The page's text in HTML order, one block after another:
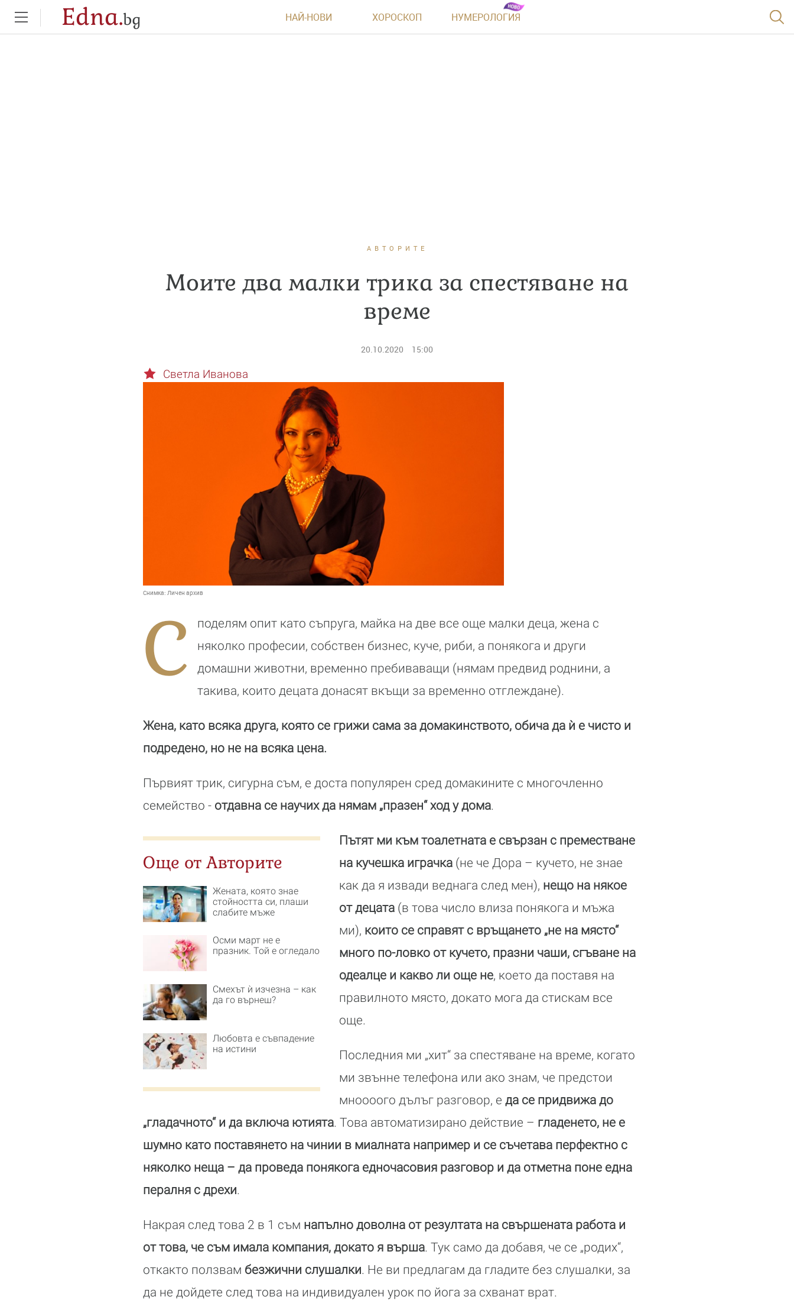
Edna.bg НАЙ-НОВИ ХОРОСКОП НУМЕРОЛОГИЯ
АВТОРИТЕ
Моите два малки трика за спестяване на
време
20.10.2020 15:00
Снимка: Личен архив
Светла Иванова
С
поделям опит като съпруга, майка на две все още малки деца, жена с
няколко професии, собствен бизнес, куче, риби, а понякога и други
домашни животни, временно пребиваващи (нямам предвид роднини, а
такива, които децата донасят вкъщи за временно отглеждане).
Жена, като всяка друга, която се грижи сама за домакинството, обича да ѝ е чисто и
подредено, но не на всяка цена.
Първият трик, сигурна съм, е доста популярен сред домакините с многочленно
семейство - отдавна се научих да нямам „празен“ ход у дома.
Още от Авторите
Жената, която знае
стойността си, плаши
слабите мъже
Осми март не е
празник. Той е огледало
Смехът ѝ изчезна – как
да го върнеш?
Любовта е съвпадение
на истини
Пътят ми към тоалетната е свързан с преместване
на кучешка играчка (не че Дора – кучето, не знае
как да я извади веднага след мен), нещо на някое
от децата (в това число влиза понякога и мъжа
ми), които се справят с връщането „не на място“
много по-ловко от кучето, празни чаши, сгъване на
одеалце и какво ли още не, което да поставя на
правилното място, докато мога да стискам все
още.
Последния ми „хит“ за спестяване на време, когато
ми звънне телефона или ако знам, че предстои
мноооого дълъг разговор, е да се придвижа до
„гладачното“ и да включа ютията. Това автоматизирано действие – гладенето, не е
шумно като поставянето на чинии в миалната например и се съчетава перфектно с
няколко неща – да проведа понякога едночасовия разговор и да отметна поне една
пералня с дрехи.
Накрая след това 2 в 1 съм напълно доволна от резултата на свършената работа и
от това, че съм имала компания, докато я върша. Тук само да добавя, че се „родих“,
откакто ползвам безжични слушалки. Не ви предлагам да гладите без слушалки, за
да не дойдете след това на индивидуален урок по йога за схванат врат.